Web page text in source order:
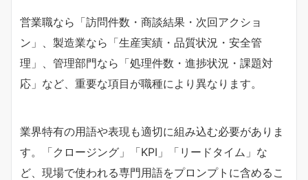
営業職なら「訪問件数・商談結果・次回アクショ
ン」、製造業なら「生産実績・品質状況・安全管
理」、管理部門なら「処理件数・進捗状況・課題対
応」など、重要な項目が職種により異なります。
業界特有の用語や表現も適切に組み込む必要がありま
す。「クロージング」「KPI」「リードタイム」な
ど、現場で使われる専門用語をプロンプトに含めるこ